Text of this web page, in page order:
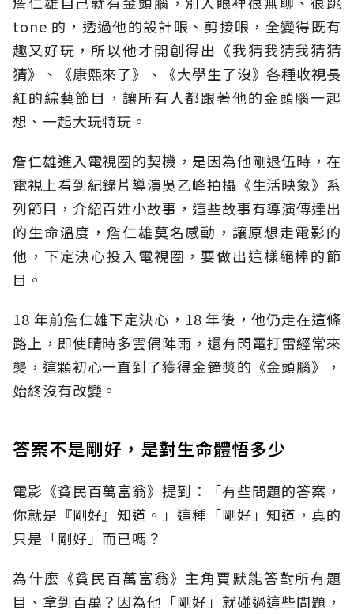
tone 的，透過他的設計眼、剪接眼，全變得既有
趣又好玩，所以他才開創得出《我猜我猜我猜猜
猜》、《康熙來了》、《大學生了沒》各種收視長
紅的綜藝節目，讓所有人都跟著他的金頭腦一起
想、一起大玩特玩。
詹仁雄進入電視圈的契機，是因為他剛退伍時，在
電視上看到紀錄片導演吳乙峰拍攝《生活映象》系
列節目，介紹百姓小故事，這些故事有導演傳達出
的生命溫度，詹仁雄莫名感動，讓原想走電影的
他，下定決心投入電視圈，要做出這樣絕棒的節
目。
18 年前詹仁雄下定決心，18 年後，他仍走在這條
路上，即使晴時多雲偶陣雨，還有閃電打雷經常來
襲，這顆初心一直到了獲得金鐘獎的《金頭腦》，
始終沒有改變。
答案不是剛好，是對生命體悟多少
電影《貧民百萬富翁》提到：「有些問題的答案，
你就是『剛好』知道。」這種「剛好」知道，真的
只是「剛好」而已嗎？
為什麼《貧民百萬富翁》主角賈默能答對所有題
目、拿到百萬？因為他「剛好」就碰過這些問題，